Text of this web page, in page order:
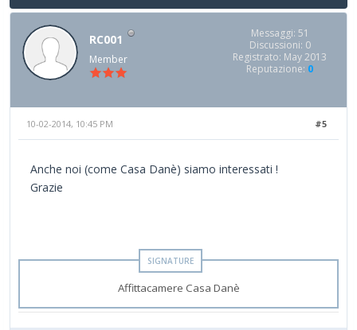
RC001
Member
Messaggi: 51
Discussioni: 0
Registrato: May 2013
Reputazione: 0
#5
10-02-2014, 10:45 PM
Anche noi (come Casa Danè) siamo interessati !
Grazie
Affittacamere Casa Danè